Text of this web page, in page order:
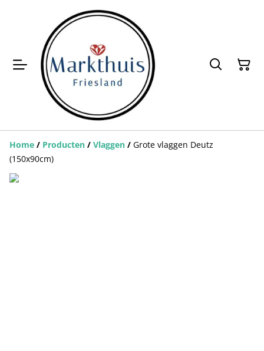
Home / Producten / Vlaggen / Grote vlaggen Deutz
(150x90cm)